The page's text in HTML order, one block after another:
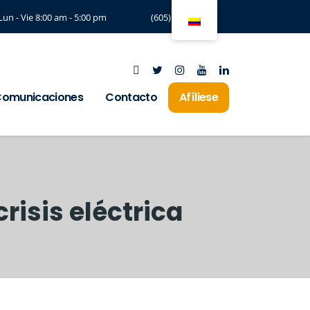
- Vie 8:00 am - 5:00 pm (605) 3294197
Contacto Afíliese
eléctrica